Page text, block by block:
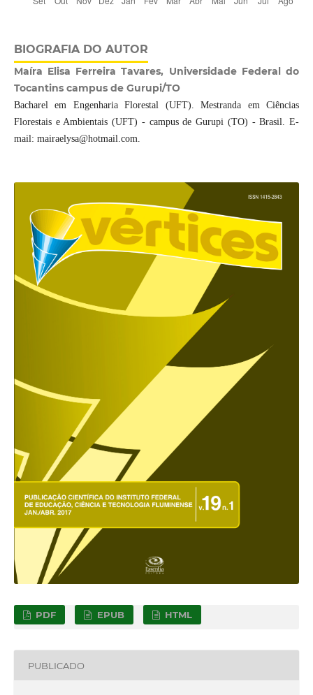
BIOGRAFIA DO AUTOR
Maíra Elisa Ferreira Tavares, Universidade Federal do
Tocantins campus de Gurupi/TO
Bacharel em Engenharia Florestal (UFT). Mestranda em Ciências
Florestais e Ambientais (UFT) - campus de Gurupi (TO) - Brasil. E-
mail: mairaelysa@hotmail.com.
PDF EPUB HTML
PUBLICADO